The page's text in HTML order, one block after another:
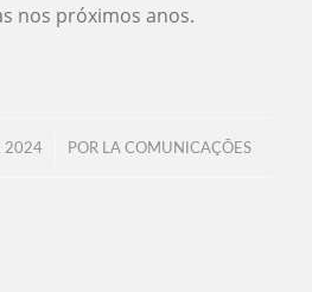
nos próximos anos.
2024 POR LA COMUNICAÇÕES